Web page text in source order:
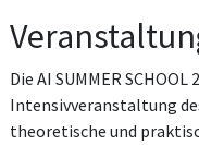
Die AI SUMMER
Intensivveranstaltung
theoretische und